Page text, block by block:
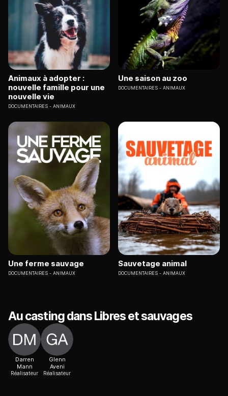
Animaux à adopter :
nouvelle famille pour une
nouvelle vie
DOCUMENTAIRES ANIMAUX
Une saison au zoo
DOCUMENTAIRES ANIMAUX
Une ferme sauvage
DOCUMENTAIRES ANIMAUX
Sauvetage animal
DOCUMENTAIRES ANIMAUX
Au casting dans Libres et sauvages
Darren
Mann
Réalisateur
Glenn
Aveni
Réalisateur